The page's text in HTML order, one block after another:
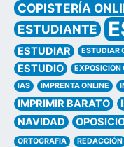
COPISTERÍA
ESTUDIANTE
ESTUDIAR ESTUDIAR
ESTUDIO EXPOSICIÓN
IAS
IMPRENTA ONLINE
IMPRIMIR BARATO
NAVIDAD
ORTOGRAFIA REDACCIÓN